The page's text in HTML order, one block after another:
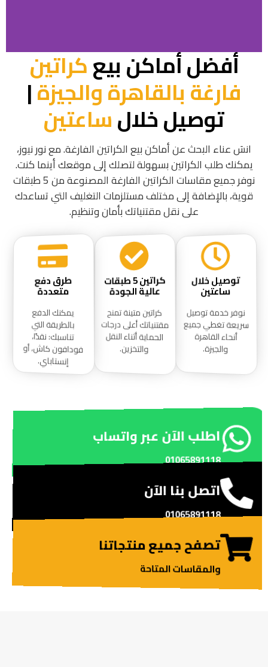
أفضل أماكن بيعكراتين
فارغة بالقاهرة والجيزة|
توصيل خلالساعتين
انسَ عناء البحث عن أماكن بيع الكراتين الفارغة. مع نور نيوز،
يمكنك طلب الكراتين بسهولة لتصلك إلى موقعك أينما كنت.
نوفر جميع مقاسات الكراتين الفارغة المصنوعة من 5 طبقات
قوية، بالإضافة إلى مختلف مستلزمات التغليف التي تساعدك
على نقل مقتنياتك بأمان وتنظيم.
توصيل خلال
ساعتين
نوفر خدمة توصيل
سريعة تغطي جميع
أنحاء القاهرة
والجيزة.
كراتين 5 طبقات
عالية الجودة
كراتين متينة تمنح
مقتنياتك أعلى درجات
الحماية أثناء النقل
والتخزين.
طرق دفع
متعددة
يمكنك الدفع
بالطريقة التي
تناسبك: نقدًا،
فودافون كاش، أو
إنستاباي.
اطلب الآن عبر واتساب
01065891118
اتصل بنا الآن
01065891118
تصفح جميع منتجاتنا
والمقاسات المتاحة